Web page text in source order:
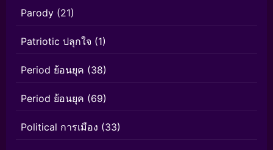
Parody (21)
Patriotic ปลุกใจ (1)
Period ย้อนยุค (38)
Period ย้อนยุค (69)
Political การเมือง (33)